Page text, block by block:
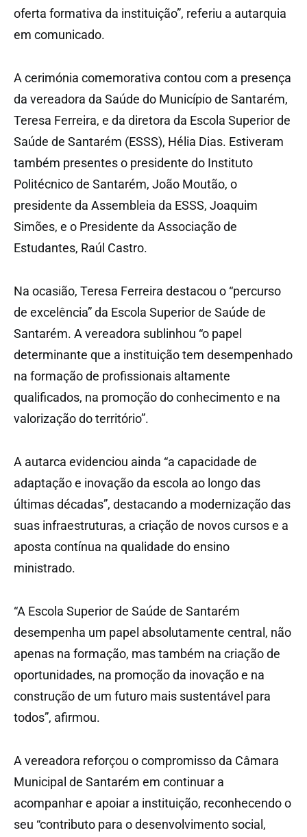
oferta formativa da instituição”, referiu a autarquia
em comunicado.
A cerimónia comemorativa contou com a presença
da vereadora da Saúde do Município de Santarém,
Teresa Ferreira, e da diretora da Escola Superior de
Saúde de Santarém (ESSS), Hélia Dias. Estiveram
também presentes o presidente do Instituto
Politécnico de Santarém, João Moutão, o
presidente da Assembleia da ESSS, Joaquim
Simões, e o Presidente da Associação de
Estudantes, Raúl Castro.
Na ocasião, Teresa Ferreira destacou o “percurso
de excelência” da Escola Superior de Saúde de
Santarém. A vereadora sublinhou “o papel
determinante que a instituição tem desempenhado
na formação de profissionais altamente
qualificados, na promoção do conhecimento e na
valorização do território”.
A autarca evidenciou ainda “a capacidade de
adaptação e inovação da escola ao longo das
últimas décadas”, destacando a modernização das
suas infraestruturas, a criação de novos cursos e a
aposta contínua na qualidade do ensino
ministrado.
“A Escola Superior de Saúde de Santarém
desempenha um papel absolutamente central, não
apenas na formação, mas também na criação de
oportunidades, na promoção da inovação e na
construção de um futuro mais sustentável para
todos”, afirmou.
A vereadora reforçou o compromisso da Câmara
Municipal de Santarém em continuar a
acompanhar e apoiar a instituição, reconhecendo o
seu “contributo para o desenvolvimento social,